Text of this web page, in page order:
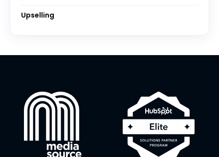
Upselling